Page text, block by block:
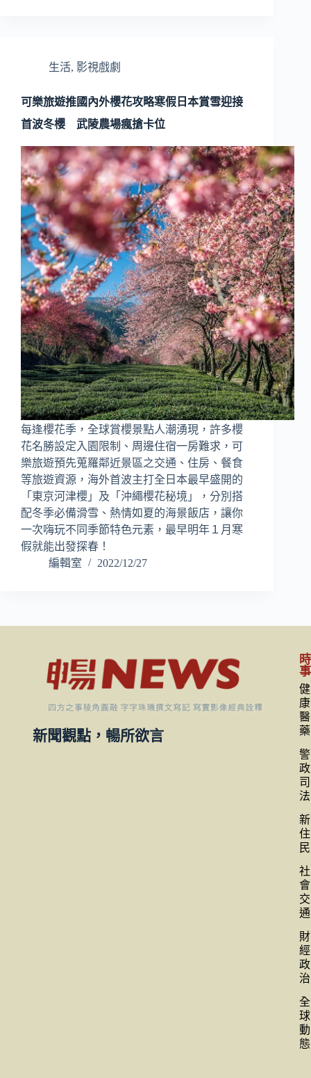
生活, 影視戲劇
可樂旅遊推國內外櫻花攻略寒假日本賞雪迎接
首波冬櫻 武陵農場瘋搶卡位
每逢櫻花季，全球賞櫻景點人潮湧現，許多櫻
花名勝設定入園限制、周邊住宿一房難求，可
樂旅遊預先蒐羅鄰近景區之交通、住房、餐食
等旅遊資源，海外首波主打全日本最早盛開的
「東京河津櫻」及「沖繩櫻花秘境」，分別搭
配冬季必備滑雪、熱情如夏的海景飯店，讓你
一次嗨玩不同季節特色元素，最早明年１月寒
假就能出發探春！
編輯室
2022/12/27
新聞觀點，暢所欲言
時
事
健
康
醫
藥
警
政
司
法
新
住
民
社
會
交
通
財
經
政
治
全
球
動
態